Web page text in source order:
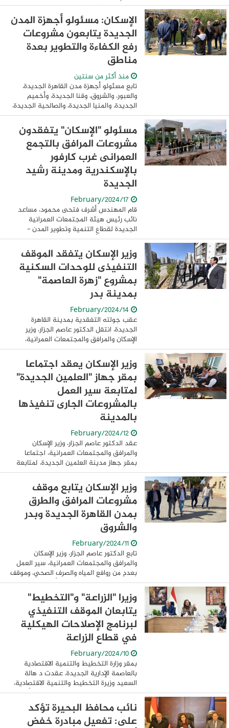
على أعمال المرافق بالهيئة، بزيارة تفقدية
لتفقد مشروعات المرافق وروافع ومحطات
مياه الشرب ...
الإسكان: مسئولو أجهزة المدن
الجديدة يتابعون مشروعات
رفع الكفاءة والتطوير بعدة
مناطق
منذ أكثر من سنتين
تابع مسئولو أجهزة مدن القاهرة الجديدة،
والعبور، والشروق، وقنا الجديدة، وأخميم
الجديدة، والمنيا الجديدة، والصالحية الجديدة،
عدة مشروعات لرفع الكفاءة والتطوير تشمل:
أعمال رفع كفاءة وتطوير الطرق، ...
مسئولو "الإسكان" يتفقدون
مشروعات المرافق بالتجمع
العمرانى غرب كارفور
بالإسكندرية ومدينة رشيد
الجديدة
قام المهندس أشرف فتحى محمود، مساعد
نائب رئيس هيئة المجتمعات العمرانية
الجديدة لقطاع التنمية وتطوير المدن -
المشرف على أعمال المرافق بالهيئة، بزيارة
تفقدية لمشروعات المرافق الجارى تنفيذها
بالتجمع ...
وزير الإسكان يتفقد الموقف
التنفيذى للوحدات السكنية
بمشروع "زهرة العاصمة"
بمدينة بدر
عقب جولته التفقدية بمدينة القاهرة
الجديدة، انتقل الدكتور عاصم الجزار، وزير
الإسكان والمرافق والمجتمعات العمرانية،
لتفقد موقف الوحدات السكنية التى تم
ويجرى تنفيذها بمشروع "زهرة العاصمة"،
بمدينة بدر، ...
وزير الإسكان يعقد اجتماعا
بمقر جهاز "العلمين الجديدة"
لمتابعة سير العمل
بالمشروعات الجارى تنفيذها
بالمدينة
عقد الدكتور عاصم الجزار، وزير الإسكان
والمرافق والمجتمعات العمرانية، اجتماعا
بمقر جهاز مدينة العلمين الجديدة، لمتابعة
سير العمل بالمشروعات الجارى تنفيذها
بالمدينة، وذلك بحضور الدكتور وليد عباس،
نائب ...
وزير الإسكان يتابع موقف
مشروعات المرافق والطرق
بمدن القاهرة الجديدة وبدر
والشروق
تابع الدكتور عاصم الجزار، وزير الإسكان
والمرافق والمجتمعات العمرانية، سير العمل
بعددٍ من روافع المياه والصرف الصحي، وموقف
مشروعات المرافق، والطرق، وأعمال التطوير
الجارية بمدن القاهرة الجديدة، ...
وزيرا "الزراعة" و"التخطيط"
يتابعان الموقف التنفيذي
لبرنامج الإصلاحات الهيكلية
في قطاع الزراعة
بمقر وزارة التخطيط والتنمية الاقتصادية
بالعاصمة الإدارية الجديدة، عقدت د هالة
السعيد وزيرة التخطيط والتنمية الاقتصادية،
والسيد القصير وزير الزراعة واستصلاح الأراضي،
اجتماعا لمتابعة معدلات تنفيذ ...
نائب محافظ البحيرة تؤكد
على: تفعيل مبادرة خفض